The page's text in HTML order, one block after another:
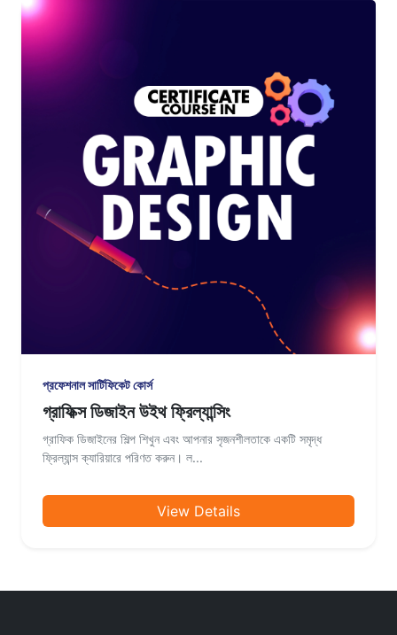
প্রফেশনাল সার্টিফিকেট কোর্স
গ্রাফিক্স ডিজাইন উইথ ফ্রিল্যান্সিং
গ্রাফিক ডিজাইনের শিল্প শিখুন এবং আপনার সৃজনশীলতাকে একটি সমৃদ্ধ
ফ্রিল্যান্স ক্যারিয়ারে পরিণত করুন। ল...
View Details